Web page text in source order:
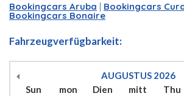
Bookingcars Aruba | Bookingcars
Bookingcars Bonaire
Fahrzeugverfügbarkeit:
AUGUSTUS 2026
Sun
mon Dien mitt Thu